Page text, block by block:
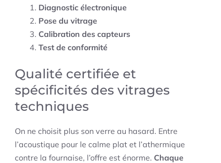
Diagnostic électronique
Pose du vitrage
Calibration des capteurs
Test de conformité
Qualité certifiée et
spécificités des vitrages
techniques
On ne choisit plus son verre au hasard. Entre
l’acoustique pour le calme plat et l’athermique
contre la fournaise, l’offre est énorme. Chaque